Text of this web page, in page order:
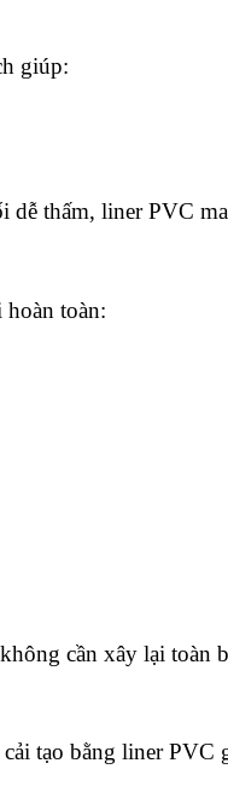
giúp:
thấm, liner PVC
hoàn toàn:
cần xây lại toàn
tạo bằng liner PVC